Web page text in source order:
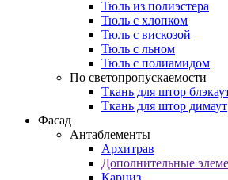
Тюль из полиэстера
Тюль с хлопком
Тюль с вискозой
Тюль с льном
Тюль с полиамидом
По светопропускаемости
Ткань для штор
Ткань для штор димаут
Фасад
Антаблементы
Архитрав
Дополнительные
Карниз